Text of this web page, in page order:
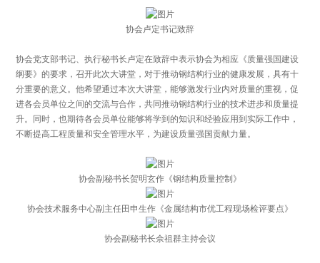
协会卢定书记致辞
协会党支部书记、执行秘书长卢定在致辞中表示协会为相应《质量强国建设
纲要》的要求，召开此次大讲堂，对于推动钢结构行业的健康发展，具有十
分重要的意义。他希望通过本次大讲堂，能够激发行业内对质量的重视，促
进各会员单位之间的交流与合作，共同推动钢结构行业的技术进步和质量提
升。同时，也期待各会员单位能够将学到的知识和经验应用到实际工作中，
不断提高工程质量和安全管理水平，为建设质量强国贡献力量。
协会副秘书长贺明玄作《钢结构质量控制》
协会技术服务中心副主任田申生作《金属结构市优工程现场检评要点》
协会副秘书长佘祖群主持会议